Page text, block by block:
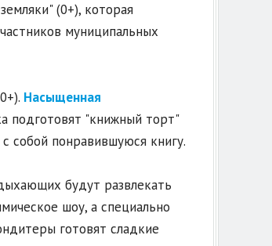
(0+), которая
муниципальных
Насыщенная
подготовят "книжный торт"
собой понравившуюся книгу.
будут развлекать
шоу, а специально
готовят сладкие